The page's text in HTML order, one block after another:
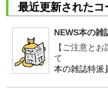
最近更新されたコ
NEWS本の雑
【ご注意と
て
本の雑誌特派